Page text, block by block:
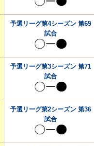
予選リーグ第4シーズン 第69
試合
予選リーグ第3シーズン 第71
試合
予選リーグ第2シーズン 第36
試合